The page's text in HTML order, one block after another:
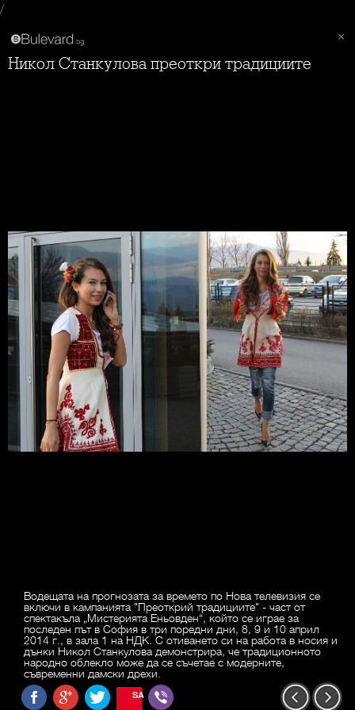
/
Никол Станкулова преоткри традициите
Водещата на прогнозата за времето по Нова телевизия се
включи в кампанията "Преоткрий традициите" - част от
спектакъла „Мистерията Еньовден“, който се играе за
последен път в София в три поредни дни, 8, 9 и 10 април
2014 г., в зала 1 на НДК. С отиването си на работа в носия и
дънки Никол Станкулова демонстрира, че традиционното
народно облекло може да се съчетае с модерните,
съвременни дамски дрехи.
SAVE